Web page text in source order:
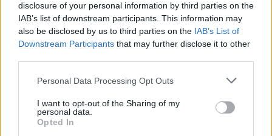
disclosure of your personal information by third parties on the
IAB’s list of downstream participants. This information may
also be disclosed by us to third parties on the IAB’s List of
Downstream Participants that may further disclose it to other
Please note that this website/app uses one or more Google
not limited to your visit or usage behaviour. You may click to
grant or deny consent to Google and its third-party tags to
use your data for below specified purposes in below Google
Personal Data Processing Opt Outs
I want to opt-out of the Sharing of my
personal data.
Opted In
Όπως αναφέρει το δημοσίευμα μεγάλη ήταν η
ταλαιπωρία και για τους επιβάτες πτήσεων οι